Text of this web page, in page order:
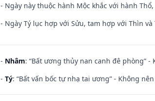
- Ngày này thuộc hành Mộc khắc với hành
- Ngày Tý lục hợp với Sửu, tam hợp với Thìn
- Nhâm: “Bất ương thủy nan canh đê phòng”
- Tý: “Bất vấn bốc tự nhạ tai ương” - Không